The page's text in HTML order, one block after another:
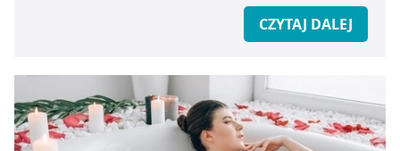
CZYTAJ DALEJ